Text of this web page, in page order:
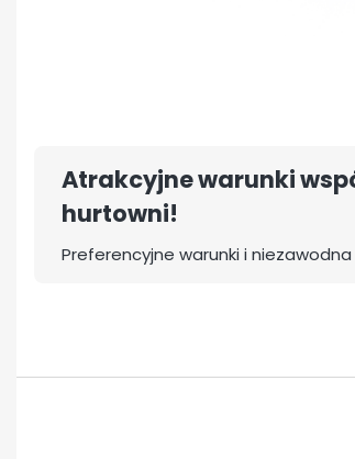
Atrakcyjne warunki
hurtowni!
Preferencyjne warunki i